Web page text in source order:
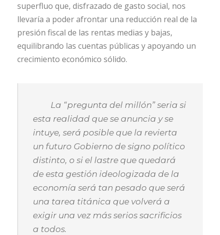
superfluo que, disfrazado de gasto social, nos
llevaría a poder afrontar una reducción real de la
presión fiscal de las rentas medias y bajas,
equilibrando las cuentas públicas y apoyando un
crecimiento económico sólido.
La “pregunta del millón” seria si
esta realidad que se anuncia y se
intuye, será posible que la revierta
un futuro Gobierno de signo político
distinto, o si el lastre que quedará
de esta gestión ideologizada de la
economía será tan pesado que será
una tarea titánica que volverá a
exigir una vez más serios sacrificios
a todos.